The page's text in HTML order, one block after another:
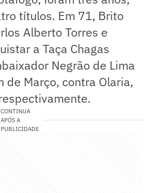
títulos. Em 71, Brito
Alberto Torres e
a Taça Chagas
Negrão de Lima
de Março, contra Olaria,
CONTINUA
APÓS A
PUBLICIDADE